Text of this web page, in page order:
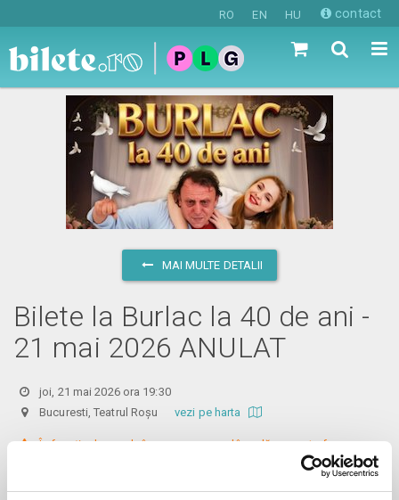
RO EN HU contact
MAI MULTE DETALII
Bilete la Burlac la 40 de ani -
21 mai 2026 ANULAT
joi, 21 mai 2026 ora 19:30
Bucuresti, Teatrul Roșu vezi pe harta
În funcție de ora de începere, accesul în sală se poate face cu o
oră / cu 40 minute mai devreme, fiind permis cu până la 10 minute